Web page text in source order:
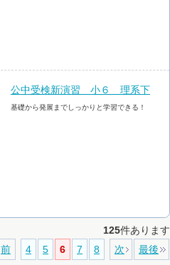
公中受検新演習 小６ 理系下
基礎から発展までしっかりと学習できる！
125件あります
前 4 5 6 7 8 次 最後